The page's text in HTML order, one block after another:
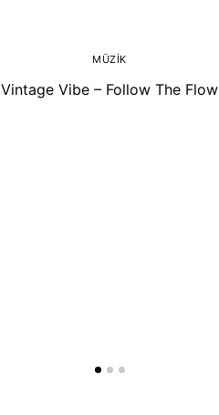
MÜZIK
Vintage Vibe – Follow The Flow